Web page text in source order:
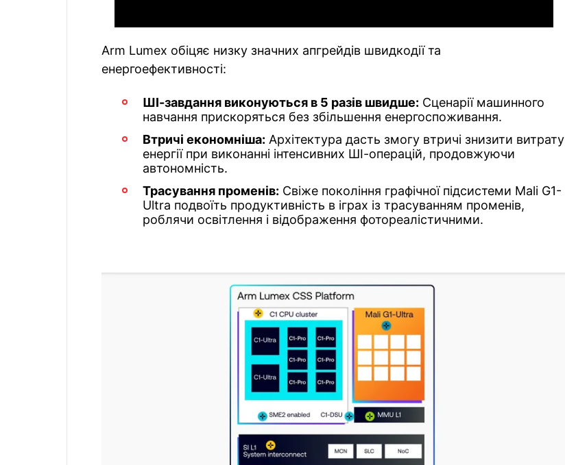
Arm Lumex обіцяє низку значних апгрейдів швидкодії та
енергоефективності:
ШІ-завдання виконуються в 5 разів швидше: Сценарії машинного
навчання прискоряться без збільшення енергоспоживання.
Втричі економніша: Архітектура дасть змогу втричі знизити витрату
енергії при виконанні інтенсивних ШІ-операцій, продовжуючи
автономність.
Трасування променів: Свіже покоління графічної підсистеми Mali G1-
Ultra подвоїть продуктивність в іграх із трасуванням променів,
роблячи освітлення і відображення фотореалістичними.